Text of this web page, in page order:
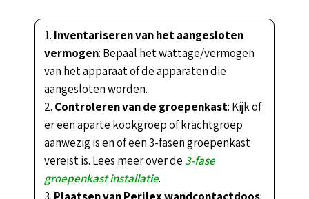
Inventariseren van het aangesloten
vermogen: Bepaal het wattage/vermogen
van het apparaat of de apparaten die
aangesloten worden.
Controleren van de groepenkast: Kijk of
er een aparte kookgroep of krachtgroep
aanwezig is en of een 3-fasen groepenkast
vereist is. Lees meer over de 3-fase
groepenkast installatie.